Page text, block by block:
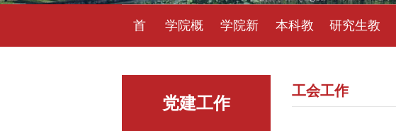
首 学院概 学院新 本科教 研究生教
党建工作
工会工作